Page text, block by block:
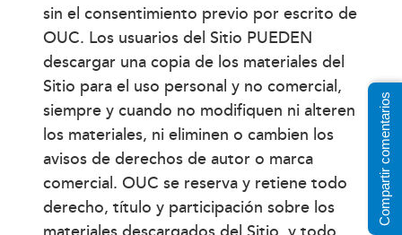
sin el consentimiento previo por escrito de
OUC. Los usuarios del Sitio PUEDEN
descargar una copia de los materiales del
Sitio para el uso personal y no comercial,
siempre y cuando no modifiquen ni alteren
los materiales, ni eliminen o cambien los
avisos de derechos de autor o marca
comercial. OUC se reserva y retiene todo
derecho, título y participación sobre los
Compartir comentarios